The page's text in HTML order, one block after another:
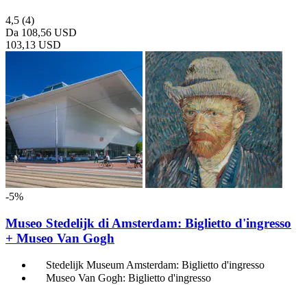
4,5 (4)
Da 108,56 USD
103,13 USD
-5%
Museo Stedelijk di Amsterdam: Biglietto d'ingresso
+ Museo Van Gogh
Stedelijk Museum Amsterdam: Biglietto d'ingresso
Museo Van Gogh: Biglietto d'ingresso